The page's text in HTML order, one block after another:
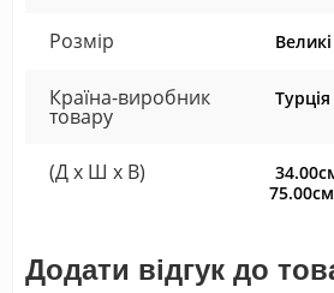
Розмір Великі
Країна-виробник
товару
Турція
(Д x Ш x В)
75.00см
Додати відгук до